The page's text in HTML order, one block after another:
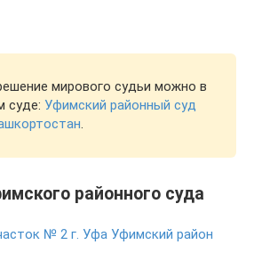
мирового судьи можно в
суде: Уфимский районный суд
.
районного суда
№ 2 г. Уфа Уфимский район